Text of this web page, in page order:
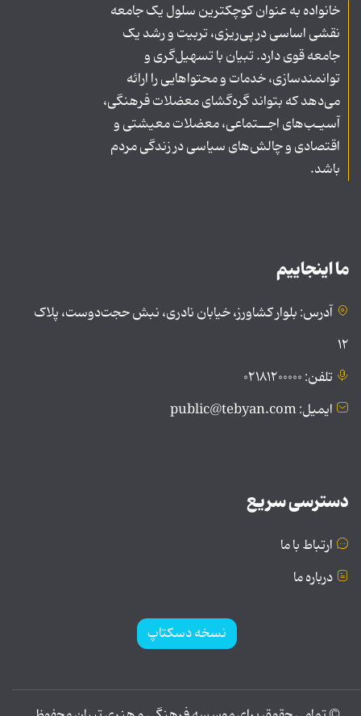
خانواده به عنوان کوچکترین سلول یک جامعه
نقشی اساسی در پی‌ریزی، تربیت و رشد یک
جامعه قوی دارد. تبیان با تسهیل‌گری و
توانمندسازی، خدمات و محتواهایی را ارائه
می‌دهد که بتواند گره‌گشای معضلات فرهنگی،
آسیـب‌های اجــتماعی، معضلات معیشتی و
اقتصادی و چالش‌های سیاسی در زندگی مردم
باشد.
ما اینجاییم
آدرس: بلوار کشاورز، خیابان نادری، نبش حجت‌دوست، پلاک
۱۲
تلفن: ۰۲۱۸۱۲۰۰۰۰۰
ایمیل: public@tebyan.com
دسترسی سریع
ارتباط با ما
درباره ما
نسخه دسکتاپ